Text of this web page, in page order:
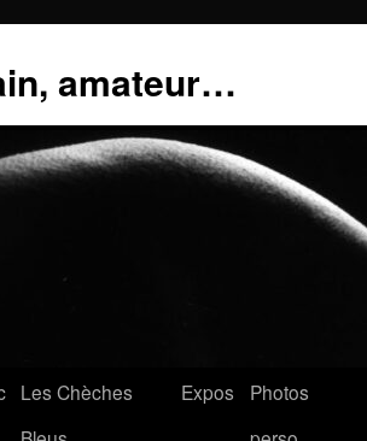
amateur…
Les Chèches
Expos
Photos